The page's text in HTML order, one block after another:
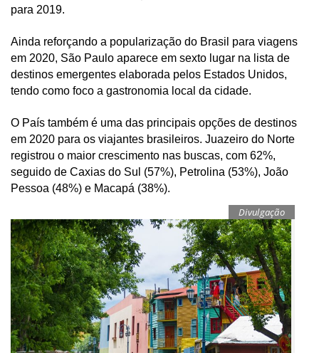
para 2019.
Ainda reforçando a popularização do Brasil para viagens
em 2020, São Paulo aparece em sexto lugar na lista de
destinos emergentes elaborada pelos Estados Unidos,
tendo como foco a gastronomia local da cidade.
O País também é uma das principais opções de destinos
em 2020 para os viajantes brasileiros. Juazeiro do Norte
registrou o maior crescimento nas buscas, com 62%,
seguido de Caxias do Sul (57%), Petrolina (53%), João
Pessoa (48%) e Macapá (38%).
Divulgação